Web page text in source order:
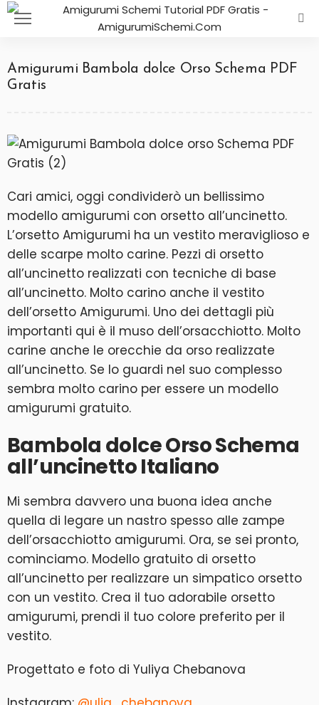
Amigurumi Bambola dolce Orso Schema PDF
Gratis
Cari amici, oggi condividerò un bellissimo
modello amigurumi con orsetto all’uncinetto.
L’orsetto Amigurumi ha un vestito meraviglioso e
delle scarpe molto carine. Pezzi di orsetto
all’uncinetto realizzati con tecniche di base
all’uncinetto. Molto carino anche il vestito
dell’orsetto Amigurumi. Uno dei dettagli più
importanti qui è il muso dell’orsacchiotto. Molto
carine anche le orecchie da orso realizzate
all’uncinetto. Se lo guardi nel suo complesso
sembra molto carino per essere un modello
amigurumi gratuito.
Bambola dolce Orso Schema
all’uncinetto Italiano
Mi sembra davvero una buona idea anche
quella di legare un nastro spesso alle zampe
dell’orsacchiotto amigurumi. Ora, se sei pronto,
cominciamo. Modello gratuito di orsetto
all’uncinetto per realizzare un simpatico orsetto
con un vestito. Crea il tuo adorabile orsetto
amigurumi, prendi il tuo colore preferito per il
vestito.
Progettato e foto di Yuliya Chebanova